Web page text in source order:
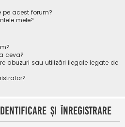
pe acest forum?
mele?
ceva?
abuzuri sau utilizări ilegale legate de
și înregistrare